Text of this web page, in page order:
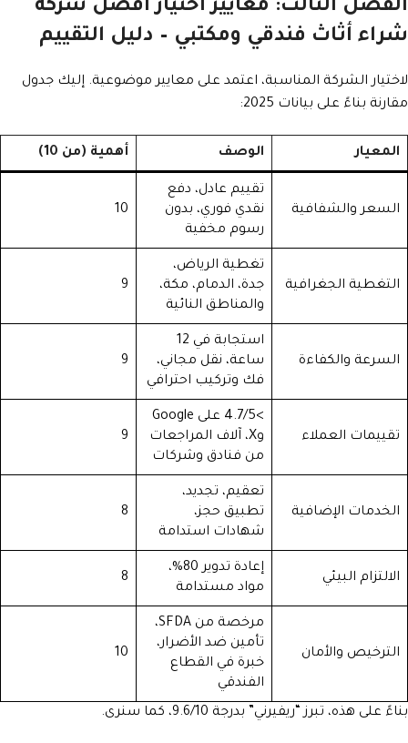
الفصل الثالث: معايير اختيار أفضل شركة
شراء أثاث فندقي ومكتبي – دليل التقييم
لاختيار الشركة المناسبة، اعتمد على معايير موضوعية. إليك جدول
مقارنة بناءً على بيانات 2025:
المعيار الوصف أهمية (من 10)
السعر والشفافية
تقييم عادل، دفع
نقدي فوري، بدون
رسوم مخفية
10
التغطية الجغرافية
تغطية الرياض،
جدة، الدمام، مكة،
والمناطق النائية
9
السرعة والكفاءة
استجابة في 12
ساعة، نقل مجاني،
فك وتركيب احترافي
9
تقييمات العملاء
>4.7/5 على Google
وX، آلاف المراجعات
من فنادق وشركات
9
الخدمات الإضافية
تعقيم، تجديد،
تطبيق حجز،
شهادات استدامة
8
الالتزام البيئي
إعادة تدوير 80%،
مواد مستدامة
8
الترخيص والأمان
مرخصة من SFDA،
تأمين ضد الأضرار،
خبرة في القطاع
الفندقي
10
بناءً على هذه، تبرز “ريفيرني” بدرجة 9.6/10، كما سنرى.